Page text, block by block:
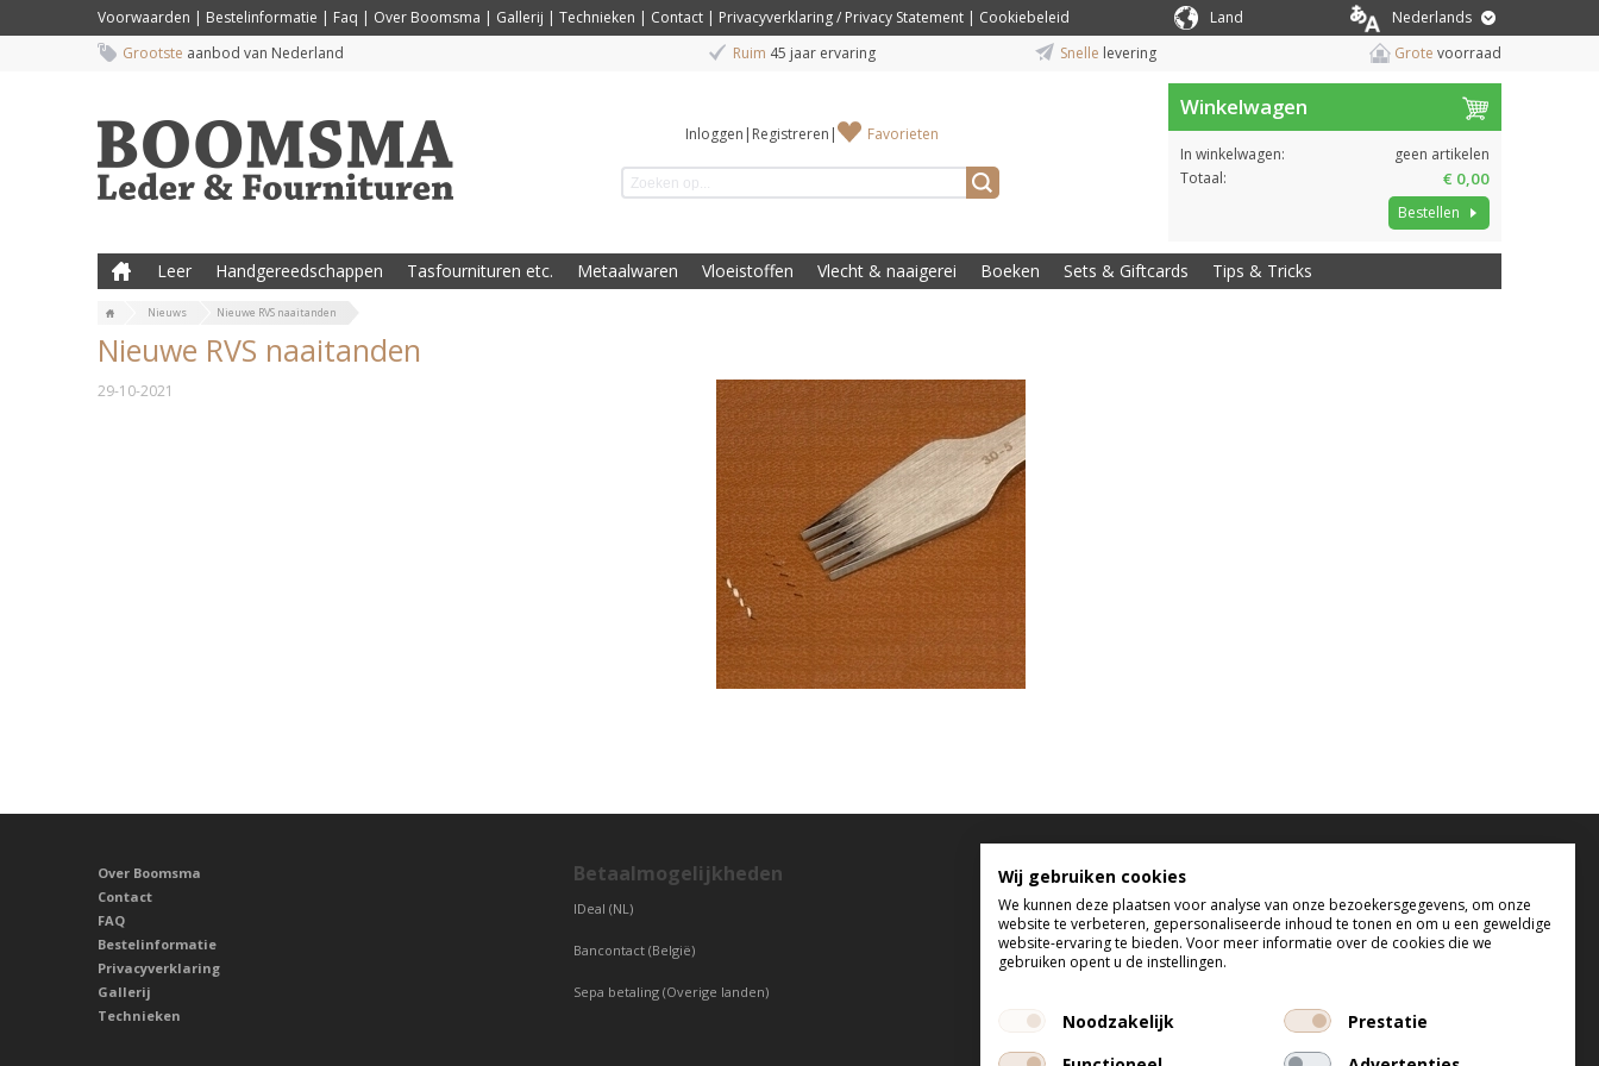
Voorwaarden | Bestelinformatie | Faq | Over Boomsma | Gallerij | Technieken | Contact | Privacyverklaring / Privacy Statement | Cookiebeleid Land
Nederlands
Grootste aanbod van Nederland Ruim 45 jaar ervaring Snelle levering Grote voorraad
Inloggen | Registreren | Favorieten
Winkelwagen
In winkelwagen:
geen artikelen
Totaal:
€ 0,00
Bestellen
Leer Handgereedschappen Tasfournituren etc. Metaalwaren Vloeistoffen Vlecht & naaigerei Boeken Sets & Giftcards Tips & Tricks
Nieuws Nieuwe RVS naaitanden
Nieuwe RVS naaitanden
29-10-2021
Over Boomsma
Contact
FAQ
Bestelinformatie
Privacyverklaring
Gallerij
Technieken
Betaalmogelijkheden
IDeal (NL)
Bancontact (België)
Sepa betaling (Overige landen)
Telefonisch bereikbaar
di t/m do tussen 9:00 uur en 17:00 uur
vr tussen 9:00 uur en 12:00 uur
Wij gebruiken cookies
We kunnen deze plaatsen voor analyse van onze bezoekersgegevens, om onze
website te verbeteren, gepersonaliseerde inhoud te tonen en om u een geweldige
website-ervaring te bieden. Voor meer informatie over de cookies die we
gebruiken opent u de instellingen.
Noodzakelijk
Prestatie